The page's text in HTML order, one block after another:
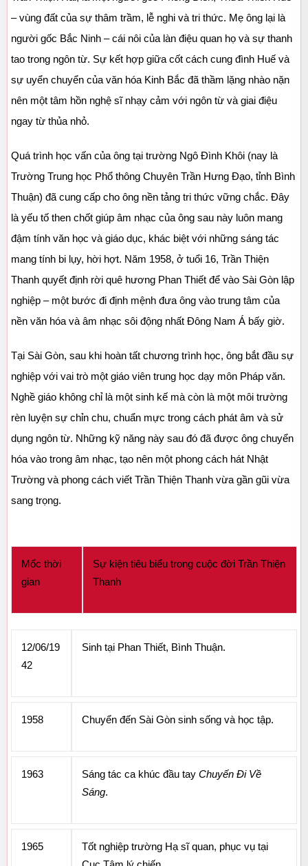
– vùng đất của sự thâm trầm, lễ nghi và tri thức. Mẹ ông lại là
người gốc Bắc Ninh – cái nôi của làn điệu quan họ và sự thanh
tao trong ngôn từ. Sự kết hợp giữa cốt cách cung đình Huế và
sự uyển chuyển của văn hóa Kinh Bắc đã thầm lặng nhào nặn
nên một tâm hồn nghệ sĩ nhạy cảm với ngôn từ và giai điệu
ngay từ thủa nhỏ.
Quá trình học vấn của ông tại trường Ngô Đình Khôi (nay là
Trường Trung học Phổ thông Chuyên Trần Hưng Đạo, tỉnh Bình
Thuận) đã cung cấp cho ông nền tảng tri thức vững chắc. Đây
là yếu tố then chốt giúp âm nhạc của ông sau này luôn mang
đậm tính văn học và giáo dục, khác biệt với những sáng tác
mang tính bi lụy, hời hợt. Năm 1958, ở tuổi 16, Trần Thiện
Thanh quyết định rời quê hương Phan Thiết để vào Sài Gòn lập
nghiệp – một bước đi định mệnh đưa ông vào trung tâm của
nền văn hóa và âm nhạc sôi động nhất Đông Nam Á bấy giờ.
Tại Sài Gòn, sau khi hoàn tất chương trình học, ông bắt đầu sự
nghiệp với vai trò một giáo viên trung học dạy môn Pháp văn.
Nghề giáo không chỉ là một sinh kế mà còn là một môi trường
rèn luyện sự chỉn chu, chuẩn mực trong cách phát âm và sử
dụng ngôn từ. Những kỹ năng này sau đó đã được ông chuyển
hóa vào trong âm nhạc, tạo nên một phong cách hát Nhật
Trường và phong cách viết Trần Thiện Thanh vừa gần gũi vừa
sang trọng.
Mốc thời
gian
Sự kiện tiêu biểu trong cuộc đời Trần Thiện
Thanh
12/06/19
42
Sinh tại Phan Thiết, Bình Thuận.
1958 Chuyển đến Sài Gòn sinh sống và học tập.
1963 Sáng tác ca khúc đầu tay Chuyến Đi Về
Sáng.
1965
Tốt nghiệp trường Hạ sĩ quan, phục vụ tại